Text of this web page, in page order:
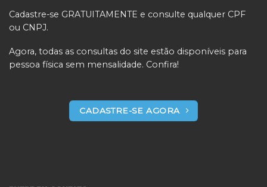
Cadastre-se GRATUITAMENTE e consulte qualquer CPF
ou CNPJ.
Agora, todas as consultas do site estão disponíveis para
pessoa física sem mensalidade. Confira!
CADASTRE-SE AGORA